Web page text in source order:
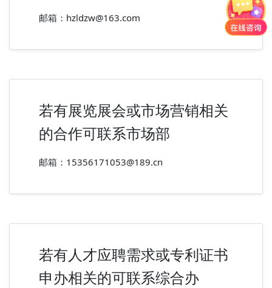
邮箱：hzldzw@163.com
若有展览展会或市场营销相关
的合作可联系市场部
邮箱：15356171053@189.cn
若有人才应聘需求或专利证书
申办相关的可联系综合办